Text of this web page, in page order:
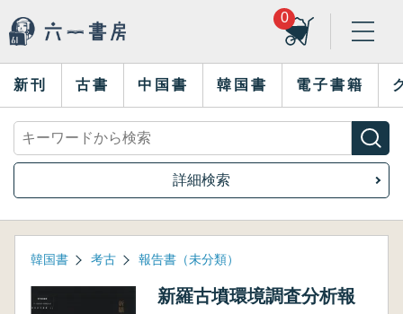
0
新刊 古書 中国書 韓国書 電子書籍
詳細検索
韓国書 考古 報告書（未分類）
新羅古墳環境調査分析報